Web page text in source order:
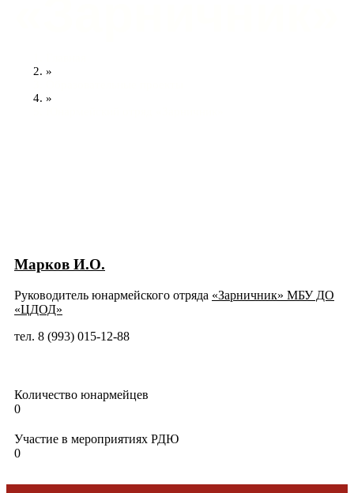
»
»
Марков И.О.
Руководитель юнармейского отряда «Зарничник» МБУ ДО
«ЦДОД»
тел. 8 (993) 015-12-88
Количество юнармейцев
0
Участие в мероприятиях РДЮ
0